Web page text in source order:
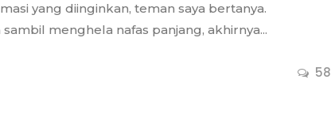
58
yang diinginkan, teman saya bertanya.
menghela nafas panjang, akhirnya...